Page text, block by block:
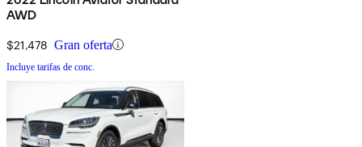
AWD
$21,478 Gran oferta
Incluye tarifas de conc.